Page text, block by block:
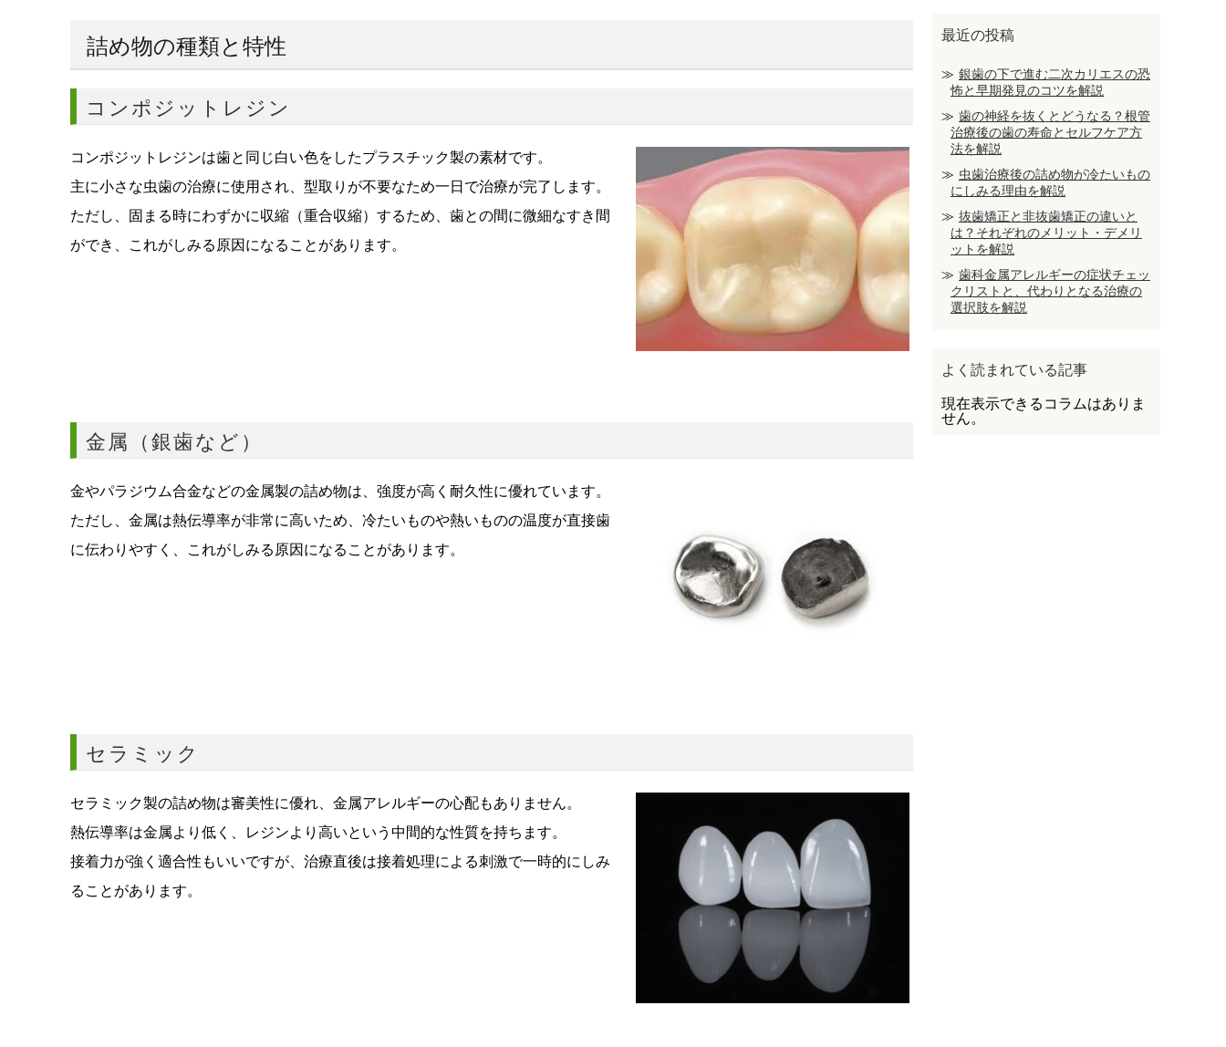
詰め物の種類と特性
コンポジットレジン
コンポジットレジンは歯と同じ白い色をしたプラスチック製の素材です。
主に小さな虫歯の治療に使用され、型取りが不要なため一日で治療が完了します。
ただし、固まる時にわずかに収縮（重合収縮）するため、歯との間に微細なすき間
ができ、これがしみる原因になることがあります。
金属（銀歯など）
金やパラジウム合金などの金属製の詰め物は、強度が高く耐久性に優れています。
ただし、金属は熱伝導率が非常に高いため、冷たいものや熱いものの温度が直接歯
に伝わりやすく、これがしみる原因になることがあります。
セラミック
セラミック製の詰め物は審美性に優れ、金属アレルギーの心配もありません。
熱伝導率は金属より低く、レジンより高いという中間的な性質を持ちます。
接着力が強く適合性もいいですが、治療直後は接着処理による刺激で一時的にしみ
ることがあります。
最近の投稿
銀歯の下で進む二次カリエスの恐
怖と早期発見のコツを解説
歯の神経を抜くとどうなる？根管
治療後の歯の寿命とセルフケア方
法を解説
虫歯治療後の詰め物が冷たいもの
にしみる理由を解説
抜歯矯正と非抜歯矯正の違いと
は？それぞれのメリット・デメリ
ットを解説
歯科金属アレルギーの症状チェッ
クリストと、代わりとなる治療の
選択肢を解説
よく読まれている記事
現在表示できるコラムはありま
せん。